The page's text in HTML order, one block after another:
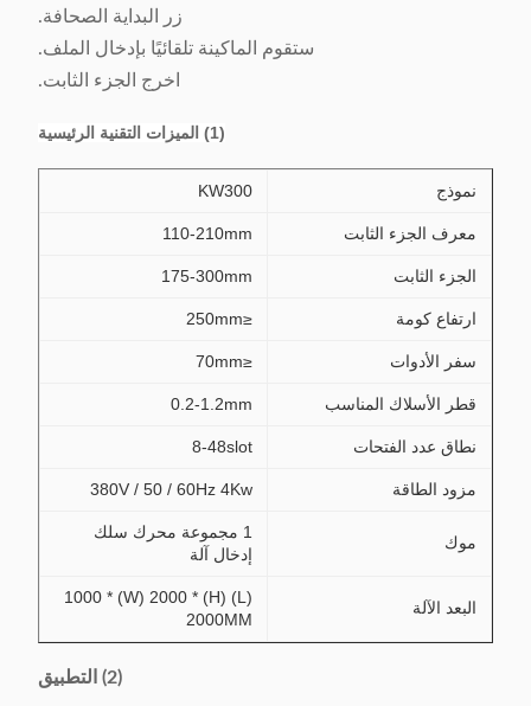
زر البداية الصحافة.
ستقوم الماكينة تلقائيًا بإدخال الملف.
اخرج الجزء الثابت.
(1) الميزات التقنية الرئيسية
نموذج KW300
معرف الجزء الثابت 110-210mm
الجزء الثابت 175-300mm
ارتفاع كومة ≤250mm
سفر الأدوات ≤70mm
قطر الأسلاك المناسب 0.2-1.2mm
نطاق عدد الفتحات 8-48slot
مزود الطاقة 380V / 50 / 60Hz 4Kw
موك
1 مجموعة محرك سلك
إدخال آلة
البعد الآلة
(L) 1000 * (W) 2000 * (H)
2000MM
(2) التطبيق